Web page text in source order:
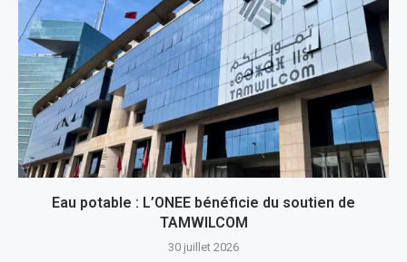
Eau potable : L’ONEE bénéficie du soutien de
TAMWILCOM
30 juillet 2026